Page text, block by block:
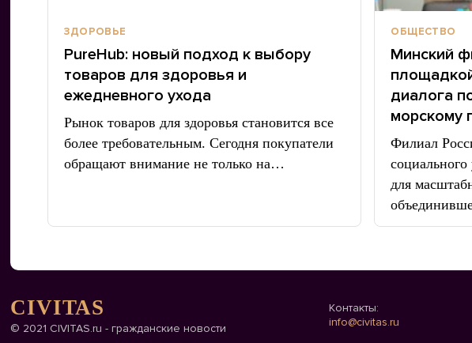
ЗДОРОВЬЕ
PureHub: новый подход к выбору
товаров для здоровья и
ежедневного ухода
Рынок товаров для здоровья становится все
более требовательным. Сегодня покупатели
обращают внимание не только на…
ОБЩЕСТВО
Минский
диалога
морскому
Филиал
для
CIVITAS
© 2021 CIVITAS.ru - гражданские новости
Контакты:
info@civitas.ru